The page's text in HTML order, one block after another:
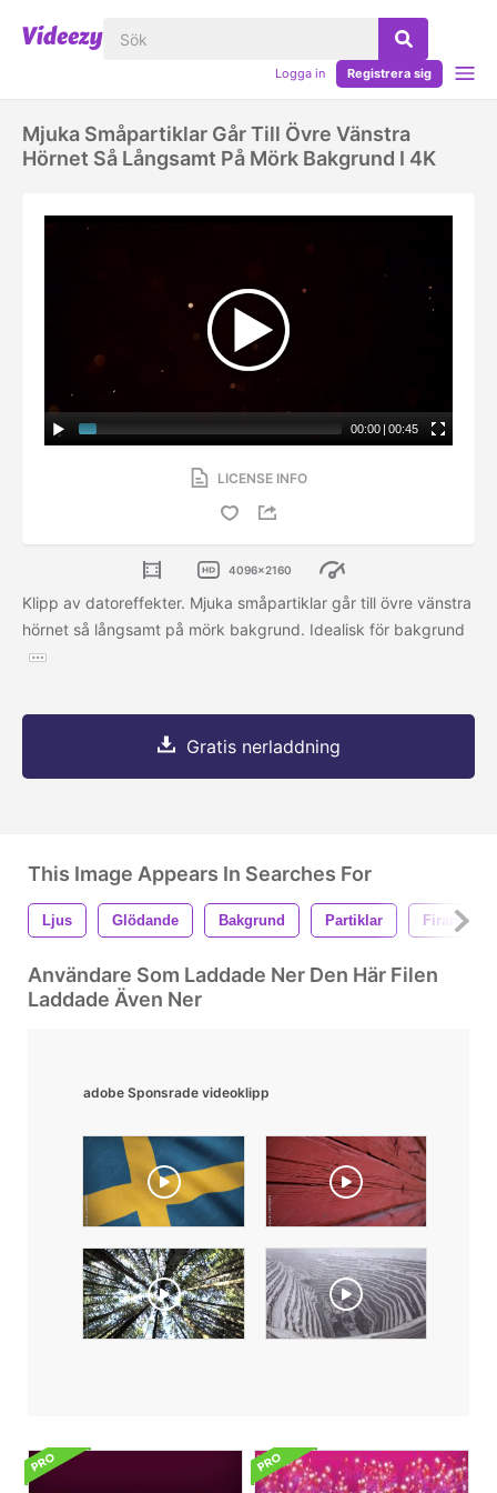
Logga in Registrera sig
Mjuka Småpartiklar Går Till Övre Vänstra
Hörnet Så Långsamt På Mörk Bakgrund I 4K
00:00 | 00:45
LICENSE INFO
4096x2160
Klipp av datoreffekter. Mjuka småpartiklar går till övre vänstra
hörnet så långsamt på mörk bakgrund. Idealisk för bakgrund
Gratis nerladdning
This Image Appears In Searches For
Ljus Glödande Bakgrund Partiklar Firande
Användare Som Laddade Ner Den Här Filen
Laddade Även Ner
adobe Sponsrade videoklipp